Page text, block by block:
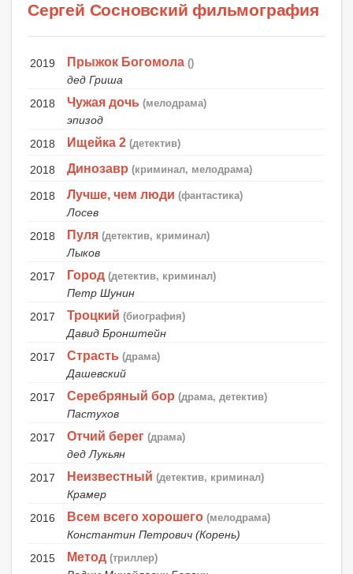
Сергей Сосновский фильмография
2019 Прыжок Богомола ()
дед Гриша
2018
Чужая дочь (мелодрама)
эпизод
2018
Ищейка 2 (детектив)
2018 Динозавр (криминал, мелодрама)
2018 Лучше, чем люди (фантастика)
Лосев
2018
Пуля (детектив, криминал)
Лыков
2017
Город (детектив, криминал)
Петр Шунин
2017
Троцкий (биография)
Давид Бронштейн
2017
Страсть (драма)
Дашевский
2017
Серебряный бор (драма, детектив)
Пастухов
2017
Отчий берег (драма)
дед Лукьян
2017
Неизвестный (детектив, криминал)
Крамер
2016
Всем всего хорошего (мелодрама)
Константин Петрович (Корень)
2015
Метод (триллер)